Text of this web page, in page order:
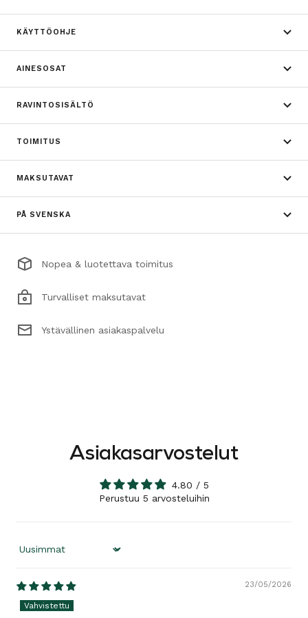
KÄYTTÖOHJE
AINESOSAT
RAVINTOSISÄLTÖ
TOIMITUS
MAKSUTAVAT
PÅ SVENSKA
Nopea & luotettava toimitus
Turvalliset maksutavat
Ystävällinen asiakaspalvelu
Asiakasarvostelut
4.80 / 5
Perustuu 5 arvosteluihin
Sort by
23/05/2026